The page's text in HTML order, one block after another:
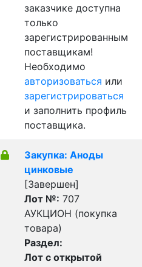
заказчике доступна
только
зарегистрированным
поставщикам!
Необходимо
авторизоваться или
зарегистрироваться
и заполнить профиль
поставщика.
Закупка: Аноды
цинковые
[Завершен]
Лот №: 707
АУКЦИОН (покупка
товара)
Раздел:
Лот с открытой